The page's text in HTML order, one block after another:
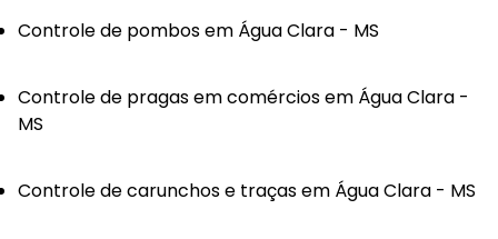
Controle de pombos em Água Clara - MS
Controle de pragas em comércios em Água Clara -
MS
Controle de carunchos e traças em Água Clara - MS